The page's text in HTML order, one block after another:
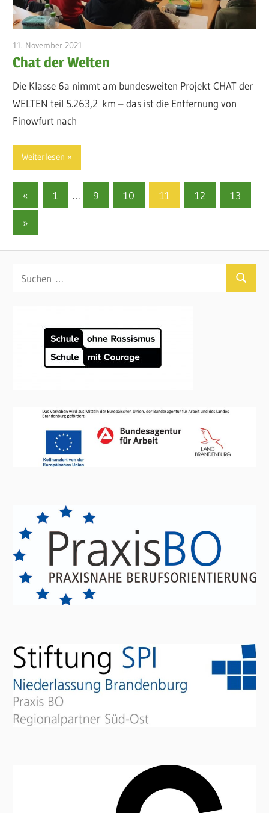
11. November 2021
Chat der Welten
Die Klasse 6a nimmt am bundesweiten Projekt CHAT der
WELTEN teil 5.263,2 km – das ist die Entfernung von
Finowfurt nach
Weiterlesen
Seitennummerierung
der
Beiträge
« Vorherige
Beiträge
1 … 9 10 11 12 13
Nächste
Beiträge
»
nach:
Suchen